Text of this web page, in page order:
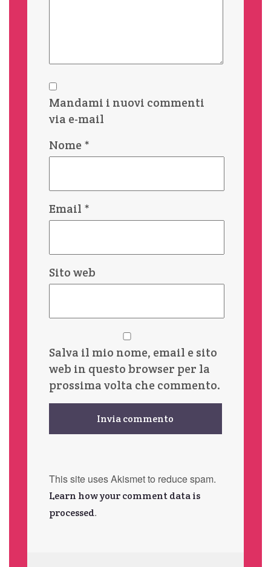
Mandami i nuovi commenti
via e-mail
Nome *
Email *
Sito web
Salva il mio nome, email e sito
web in questo browser per la
prossima volta che commento.
This site uses Akismet to reduce spam.
Learn how your comment data is
processed.